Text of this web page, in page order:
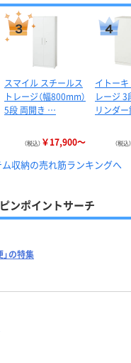
スマイル スチールス
トレージ（幅800mm）
5段 両開き …
（税込） ￥17,900～
イトー
レージ 3
リンダ
（税込）
収納の売れ筋ランキングへ
ンポイントサーチ
の特集